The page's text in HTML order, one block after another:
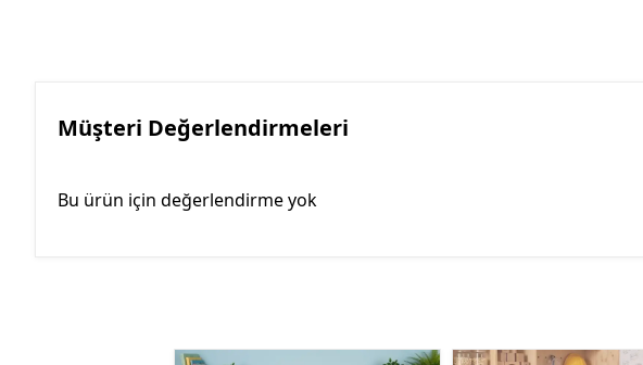
Müşteri Değerlendirmeleri
Bu ürün için değerlendirme yok